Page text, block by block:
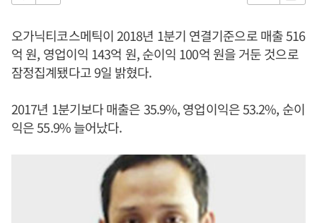
오가닉티코스메틱이 2018년 1분기 연결기준으로 매출 516
억 원, 영업이익 143억 원, 순이익 100억 원을 거둔 것으로
잠정집계됐다고 9일 밝혔다.
2017년 1분기보다 매출은 35.9%, 영업이익은 53.2%, 순이
익은 55.9% 늘어났다.